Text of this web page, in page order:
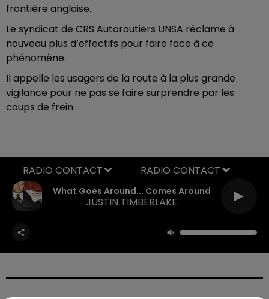
frontière anglaise.
Le syndicat de CRS Autoroutiers UNSA réclame à
nouveau plus d’effectifs pour faire face à ce
phénomène.
Il appelle les usagers de la route à la plus grande
vigilance pour ne pas se faire surprendre par les
coups de frein.
What Goes Around... Comes Around
JUSTIN TIMBERLAKE
RADIO CONTACT